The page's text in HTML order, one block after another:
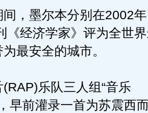
墨尔本分别在2002年
《经济学家》评为全世
最安全的城市。
乐队三人组“音乐
早前灌录一首为苏震西